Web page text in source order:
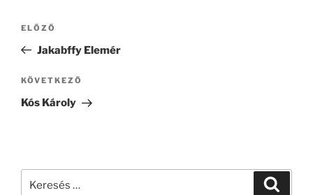
Bejegyzés
Korábbi
bejegyzés
ELŐZŐ
Jakabffy Elemér
Következő
bejegyzés
KÖVETKEZŐ
Kós Károly